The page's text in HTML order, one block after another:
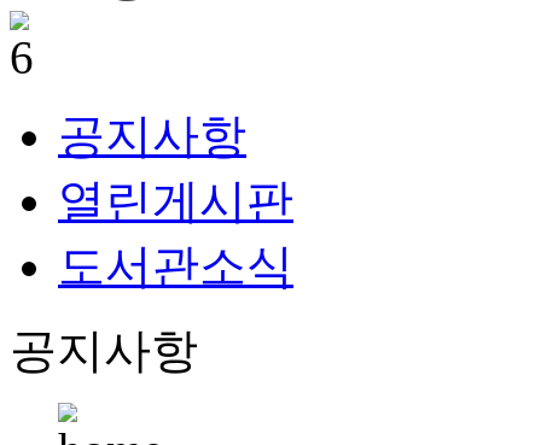
공지사항
열린게시판
도서관소식
공지사항